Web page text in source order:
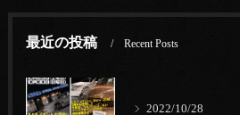
最近の投稿 Recent Posts
2022/10/28